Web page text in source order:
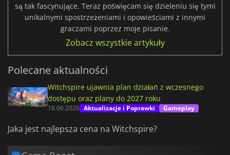
są tak fascynujące. Teraz poświęcam się dzieleniu się tymi
unikalnymi spostrzeżeniami i opowieściami z innymi
graczami poprzez moje pisanie.
Zobacz wszystkie artykuły
Polecane aktualności
Witchspire ujawnia plan działań z wczesnego
dostępu oraz plany do 2027 roku
18.06.2026 Aktualizacje i Poprawki Gameplay
Jaka jest najlepsza cena na Witchspire?